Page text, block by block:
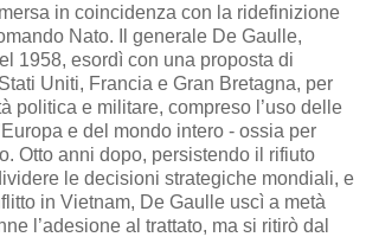
in coincidenza con la ridefinizione
Nato. Il generale De Gaulle,
1958, esordì con una proposta di
Uniti, Francia e Gran Bretagna, per
politica e militare, compreso l’uso delle
e del mondo intero - ossia per
Otto anni dopo, persistendo il rifiuto
le decisioni strategiche mondiali, e
in Vietnam, De Gaulle uscì a metà
l’adesione al trattato, ma si ritirò dal